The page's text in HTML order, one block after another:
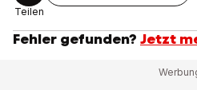
Teilen
Fehler gefunden? Jetzt